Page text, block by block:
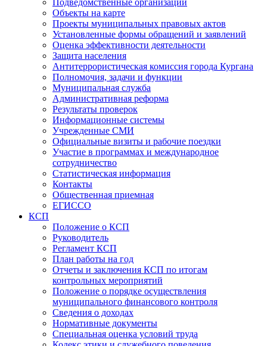
Подведомственные организации
Объекты на карте
Проекты муниципальных правовых актов
Установленные формы обращений и заявлений
Оценка эффективности деятельности
Защита населения
Антитеррористическая комиссия города Кургана
Полномочия, задачи и функции
Муниципальная служба
Административная реформа
Результаты проверок
Информационные системы
Учрежденные СМИ
Официальные визиты и рабочие поездки
Участие в программах и международное
сотрудничество
Статистическая информация
Контакты
Общественная приемная
ЕГИССО
КСП
Положение о КСП
Руководитель
Регламент КСП
План работы на год
Отчеты и заключения КСП по итогам
контрольных мероприятий
Положение о порядке осуществления
муниципального финансового контроля
Сведения о доходах
Нормативные документы
Специальная оценка условий труда